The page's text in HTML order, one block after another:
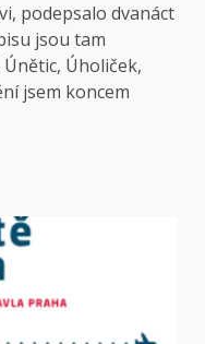
podepsalo dvanáct
jsou tam
Úholiček,
jsem koncem